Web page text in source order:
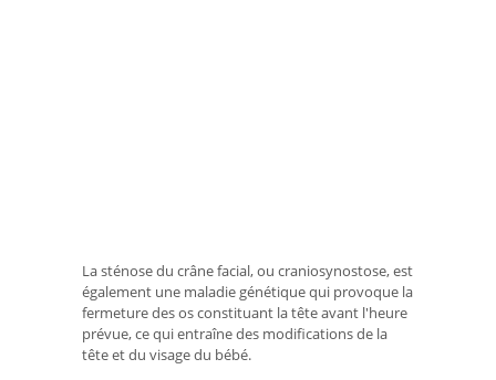
La sténose du crâne facial, ou craniosynostose, est
également une maladie génétique qui provoque la
fermeture des os constituant la tête avant l'heure
prévue, ce qui entraîne des modifications de la
tête et du visage du bébé.